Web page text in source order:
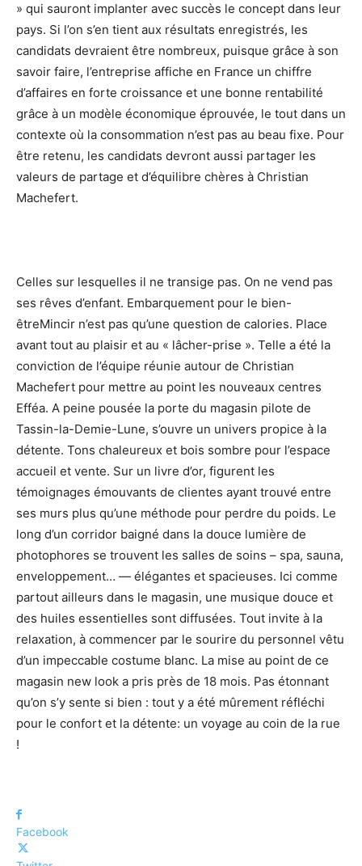
» qui sauront implanter avec succès le concept dans leur
pays. Si l’on s’en tient aux résultats enregistrés, les
candidats devraient être nombreux, puisque grâce à son
savoir faire, l’entreprise affiche en France un chiffre
d’affaires en forte croissance et une bonne rentabilité
grâce à un modèle économique éprouvée, le tout dans un
contexte où la consommation n’est pas au beau fixe. Pour
être retenu, les candidats devront aussi partager les
valeurs de partage et d’équilibre chères à Christian
Machefert.
Celles sur lesquelles il ne transige pas. On ne vend pas
ses rêves d’enfant. Embarquement pour le bien-
êtreMincir n’est pas qu’une question de calories. Place
avant tout au plaisir et au « lâcher-prise ». Telle a été la
conviction de l’équipe réunie autour de Christian
Machefert pour mettre au point les nouveaux centres
Efféa. A peine pousée la porte du magasin pilote de
Tassin-la-Demie-Lune, s’ouvre un univers propice à la
détente. Tons chaleureux et bois sombre pour l’espace
accueil et vente. Sur un livre d’or, figurent les
témoignages émouvants de clientes ayant trouvé entre
ses murs plus qu’une méthode pour perdre du poids. Le
long d’un corridor baigné dans la douce lumière de
photophores se trouvent les salles de soins – spa, sauna,
enveloppement… — élégantes et spacieuses. Ici comme
partout ailleurs dans le magasin, une musique douce et
des huiles essentielles sont diffusées. Tout invite à la
relaxation, à commencer par le sourire du personnel vêtu
d’un impeccable costume blanc. La mise au point de ce
magasin new look a pris près de 18 mois. Pas étonnant
qu’on s’y sente si bien : tout y a été mûrement réfléchi
pour le confort et la détente: un voyage au coin de la rue
!
Facebook